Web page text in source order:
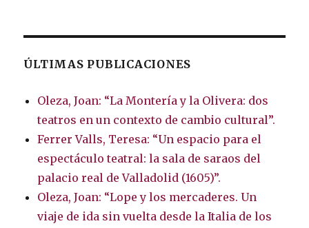
ÚLTIMAS PUBLICACIONES
Oleza, Joan: “La Montería y la Olivera: dos
teatros en un contexto de cambio cultural”.
Ferrer Valls, Teresa: “Un espacio para el
espectáculo teatral: la sala de saraos del
palacio real de Valladolid (1605)”.
Oleza, Joan: “Lope y los mercaderes. Un
viaje de ida sin vuelta desde la Italia de los